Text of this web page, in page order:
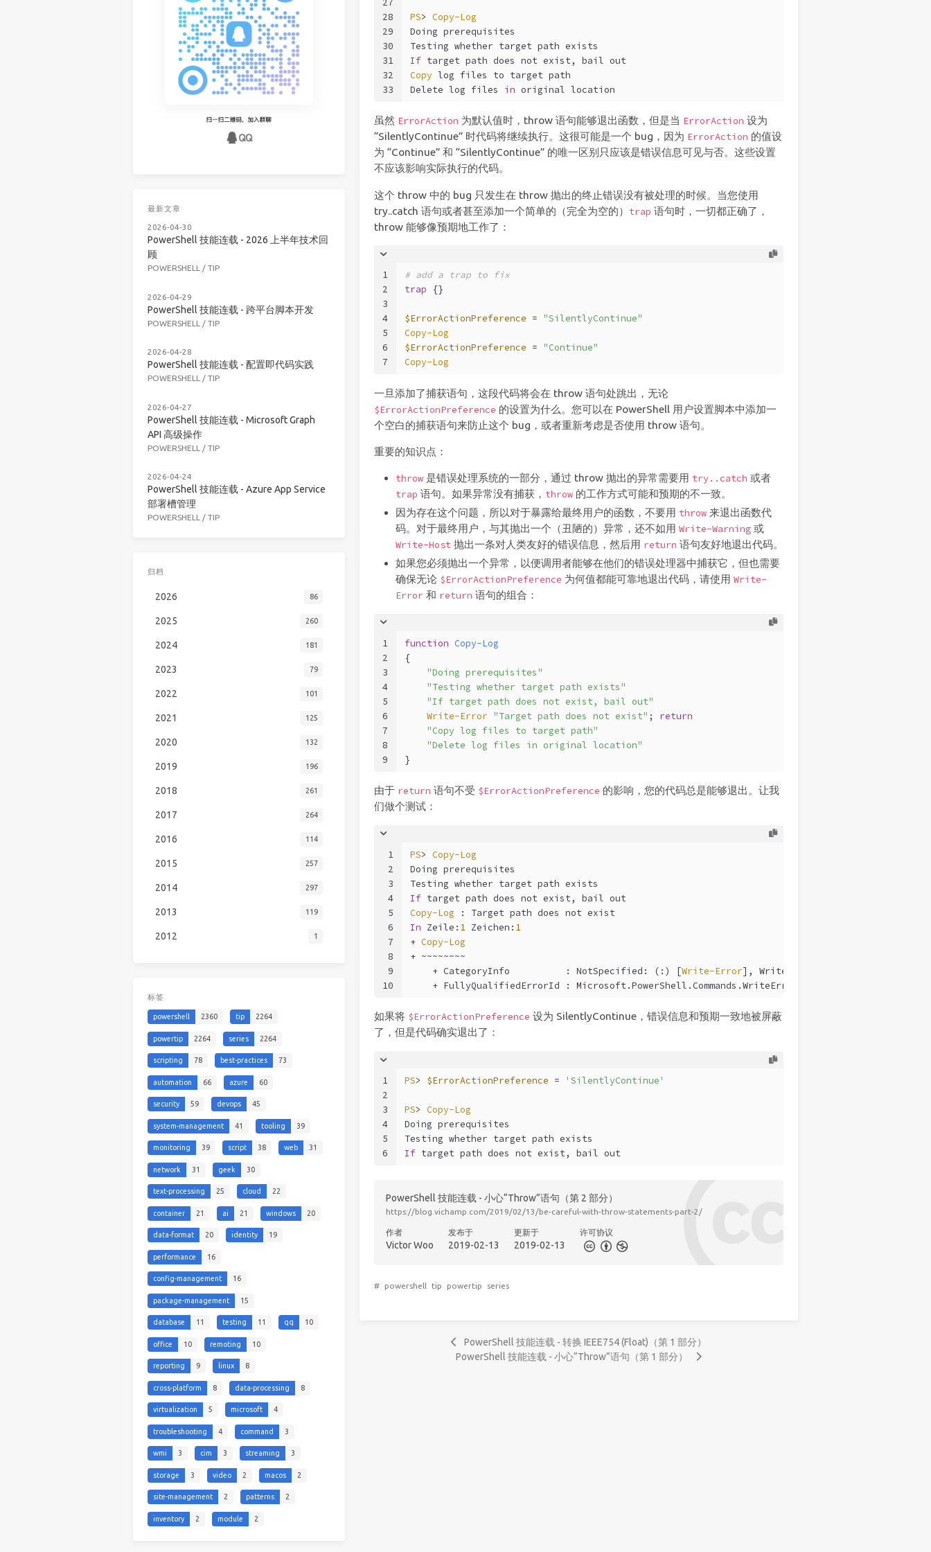
28
29
30
31
32
33
PS> Copy-Log
Doing prerequisites
Testing whether target path exists
If target path does not exist, bail out
Copy log files to target path
Delete log files in original location
虽然 ErrorAction 为默认值时，throw 语句能够退出函数，但是当 ErrorAction 设为
“SilentlyContinue” 时代码将继续执行。这很可能是一个 bug，因为 ErrorAction 的值设
为 “Continue” 和 “SilentlyContinue” 的唯一区别只应该是错误信息可见与否。这些设置
不应该影响实际执行的代码。
这个 throw 中的 bug 只发生在 throw 抛出的终止错误没有被处理的时候。当您使用
try..catch 语句或者甚至添加一个简单的（完全为空的） trap 语句时，一切都正确了，
throw 能够像预期地工作了：
1
2
3
4
5
6
7
# add a trap to fix
trap {}
$ErrorActionPreference = "SilentlyContinue"
Copy-Log
$ErrorActionPreference = "Continue"
Copy-Log
一旦添加了捕获语句，这段代码将会在 throw 语句处跳出，无论
$ErrorActionPreference 的设置为什么。您可以在 PowerShell 用户设置脚本中添加一
个空白的捕获语句来防止这个 bug，或者重新考虑是否使用 throw 语句。
重要的知识点：
throw是错误处理系统的一部分，通过 throw 抛出的异常需要用 try..catch 或者
trap 语句。如果异常没有捕获， throw的工作方式可能和预期的不一致。
因为存在这个问题，所以对于暴露给最终用户的函数，不要用 throw来退出函数代
码。对于最终用户，与其抛出一个（丑陋的）异常，还不如用 Write-Warning或
Write-Host抛出一条对人类友好的错误信息，然后用 return 语句友好地退出代码。
如果您必须抛出一个异常，以便调用者能够在他们的错误处理器中捕获它，但也需要
确保无论 $ErrorActionPreference 为何值都能可靠地退出代码，请使用 Write-
Error和 return 语句的组合：
1
2
3
4
5
6
7
8
9
function Copy-Log
{
"Doing prerequisites"
"Testing whether target path exists"
"If target path does not exist, bail out"
Write-Error "Target path does not exist" ; return
"Copy log files to target path"
"Delete log files in original location"
}
由于 return 语句不受 $ErrorActionPreference 的影响，您的代码总是能够退出。让我
们做个测试：
1
2
3
4
5
6
7
8
9
10
PS> Copy-Log
Doing prerequisites
Testing whether target path exists
If target path does not exist, bail out
Copy-Log : Target path does not exist
In Zeile: 1 Zeichen: 1
+ Copy-Log
+ ~~~~~~~~
    + CategoryInfo          : NotSpecified: (:) [
Write-Error], WriteErrorException
    + FullyQualifiedErrorId : Microsoft.PowerShell.Commands.WriteErrorException,
如果将 $ErrorActionPreference 设为 SilentlyContinue，错误信息和预期一致地被屏蔽
了，但是代码确实退出了：
1
2
3
4
5
6
PS> $ErrorActionPreference = 'SilentlyContinue'
PS> Copy-Log
Doing prerequisites
Testing whether target path exists
If target path does not exist, bail out
PowerShell 技能连载 - 小心“Throw”语句（第 2 部分）
https://blog.vichamp.com/2019/02/13/be-careful-with-throw-statements-part-2/
作者
Victor Woo
发布于
2019-02-13
更新于
2019-02-13
许可协议
# powershell tip powertip series
PowerShell 技能连载 - 转换 IEEE754 (Float)（第 1 部分）
PowerShell 技能连载 - 小心“Throw”语句（第 1 部分）
最新文章
2026-04-30
PowerShell 技能连载 - 2026 上半年技术回
顾
POWERSHELL / TIP
2026-04-29
PowerShell 技能连载 - 跨平台脚本开发
POWERSHELL / TIP
2026-04-28
PowerShell 技能连载 - 配置即代码实践
POWERSHELL / TIP
2026-04-27
PowerShell 技能连载 - Microsoft Graph
API 高级操作
POWERSHELL / TIP
2026-04-24
PowerShell 技能连载 - Azure App Service
部署槽管理
POWERSHELL / TIP
归档
2026 86
2025 260
2024 181
2023 79
2022 101
2021 125
2020 132
2019 196
2018 261
2017 264
2016 114
2015 257
2014 297
2013 119
2012 1
标签
powershell 2360 tip 2264
powertip 2264 series 2264
scripting 78 best-practices 73
automation 66 azure 60
security 59 devops 45
system-management 41 tooling 39
monitoring 39 script 38 web 31
network 31 geek 30
text-processing 25 cloud 22
container 21 ai 21 windows 20
data-format 20 identity 19
performance 16
config-management 16
package-management 15
database 11 testing 11 qq 10
office 10 remoting 10
reporting 9 linux 8
cross-platform 8 data-processing 8
virtualization 5 microsoft 4
troubleshooting 4 command 3
wmi 3 cim 3 streaming 3
storage 3 video 2 macos 2
site-management 2 patterns 2
inventory 2 module 2